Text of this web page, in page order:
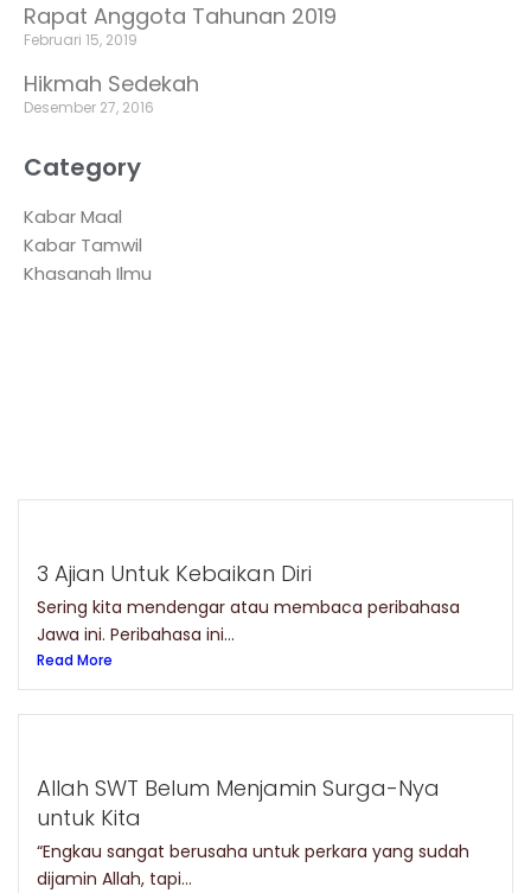
Rapat Anggota Tahunan 2019
Februari 15, 2019
Hikmah Sedekah
Desember 27, 2016
Category
Kabar Maal
Kabar Tamwil
Khasanah Ilmu
3 Ajian Untuk Kebaikan Diri
Sering kita mendengar atau membaca peribahasa
Jawa ini. Peribahasa ini...
Read More
Allah SWT Belum Menjamin Surga-Nya
untuk Kita
“Engkau sangat berusaha untuk perkara yang sudah
dijamin Allah, tapi...